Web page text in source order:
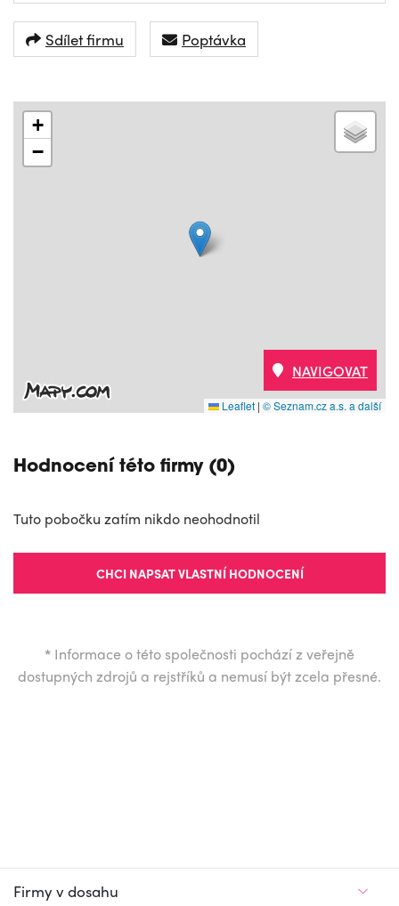
Sdílet firmu Poptávka
+
−
Leaflet | © Seznam.cz a.s. a další
NAVIGOVAT
Hodnocení této firmy (0)
Tuto pobočku zatím nikdo neohodnotil
CHCI NAPSAT VLASTNÍ HODNOCENÍ
* Informace o této společnosti pochází z veřejně
dostupných zdrojů a rejstříků a nemusí být zcela přesné.
Firmy v dosahu